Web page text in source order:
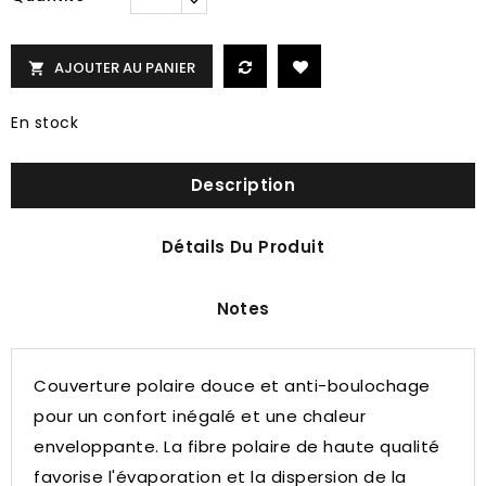
 AJOUTER AU PANIER
En stock
Description
Détails Du Produit
Notes
Couverture polaire douce et anti-boulochage
pour un confort inégalé et une chaleur
enveloppante. La fibre polaire de haute qualité
favorise l'évaporation et la dispersion de la